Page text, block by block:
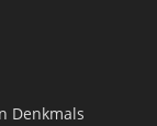
Denkmals